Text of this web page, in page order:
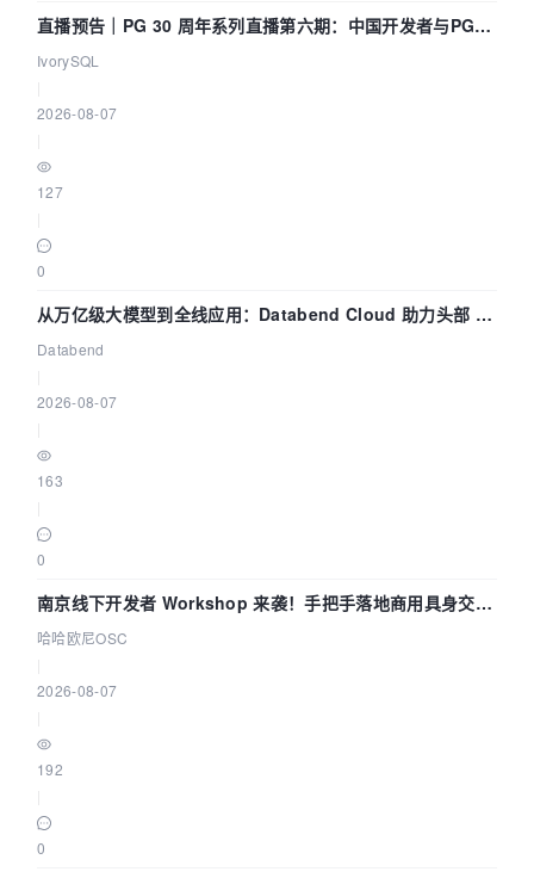
直播预告｜PG 30 周年系列直播第六期：中国开发者与PG内
核——我们改得动吗？我们贡献了什么？
IvorySQL
2026-08-07
127
0
从万亿级大模型到全线应用：Databend Cloud 助力头部 AI
企业构建全链路 Trace 数据管道
Databend
2026-08-07
163
0
南京线下开发者 Workshop 来袭！手把手落地商用具身交互
智能 Agent 应用
哈哈欧尼OSC
2026-08-07
192
0